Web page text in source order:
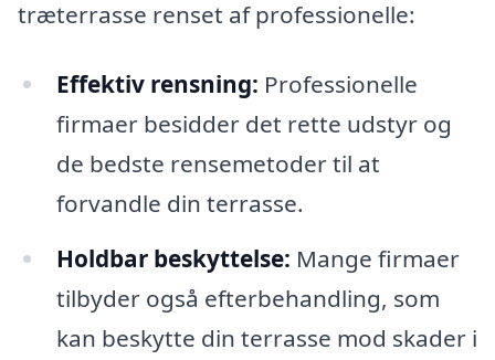
træterrasse renset af professionelle:
Effektiv rensning: Professionelle
firmaer besidder det rette udstyr og
de bedste rensemetoder til at
forvandle din terrasse.
Holdbar beskyttelse: Mange firmaer
tilbyder også efterbehandling, som
kan beskytte din terrasse mod skader i